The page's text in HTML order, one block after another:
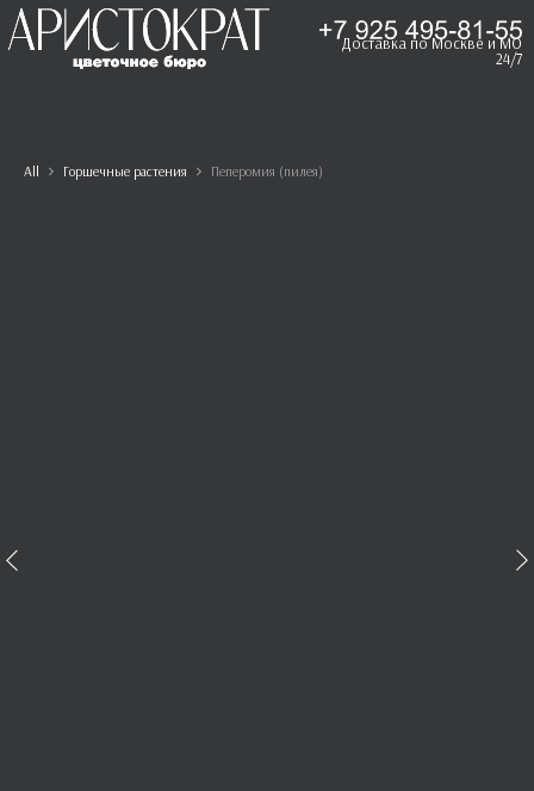
Доставка по Москве и МО
24/7
All Горшечные растения Пеперомия (пилея)